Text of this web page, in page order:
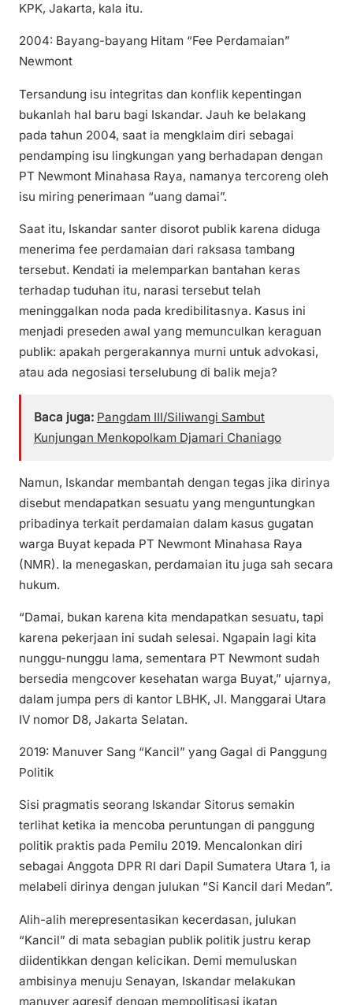
KPK, Jakarta, kala itu.
2004: Bayang-bayang Hitam “Fee Perdamaian”
Newmont
Tersandung isu integritas dan konflik kepentingan
bukanlah hal baru bagi Iskandar. Jauh ke belakang
pada tahun 2004, saat ia mengklaim diri sebagai
pendamping isu lingkungan yang berhadapan dengan
PT Newmont Minahasa Raya, namanya tercoreng oleh
isu miring penerimaan “uang damai”.
Saat itu, Iskandar santer disorot publik karena diduga
menerima fee perdamaian dari raksasa tambang
tersebut. Kendati ia melemparkan bantahan keras
terhadap tuduhan itu, narasi tersebut telah
meninggalkan noda pada kredibilitasnya. Kasus ini
menjadi preseden awal yang memunculkan keraguan
publik: apakah pergerakannya murni untuk advokasi,
atau ada negosiasi terselubung di balik meja?
Baca juga: Pangdam III/Siliwangi Sambut
Kunjungan Menkopolkam Djamari Chaniago
Namun, Iskandar membantah dengan tegas jika dirinya
disebut mendapatkan sesuatu yang menguntungkan
pribadinya terkait perdamaian dalam kasus gugatan
warga Buyat kepada PT Newmont Minahasa Raya
(NMR). Ia menegaskan, perdamaian itu juga sah secara
hukum.
“Damai, bukan karena kita mendapatkan sesuatu, tapi
karena pekerjaan ini sudah selesai. Ngapain lagi kita
nunggu-nunggu lama, sementara PT Newmont sudah
bersedia mengcover kesehatan warga Buyat,” ujarnya,
dalam jumpa pers di kantor LBHK, Jl. Manggarai Utara
IV nomor D8, Jakarta Selatan.
2019: Manuver Sang “Kancil” yang Gagal di Panggung
Politik
Sisi pragmatis seorang Iskandar Sitorus semakin
terlihat ketika ia mencoba peruntungan di panggung
politik praktis pada Pemilu 2019. Mencalonkan diri
sebagai Anggota DPR RI dari Dapil Sumatera Utara 1, ia
melabeli dirinya dengan julukan “Si Kancil dari Medan”.
Alih-alih merepresentasikan kecerdasan, julukan
“Kancil” di mata sebagian publik politik justru kerap
diidentikkan dengan kelicikan. Demi memuluskan
ambisinya menuju Senayan, Iskandar melakukan
manuver agresif dengan mempolitisasi ikatan